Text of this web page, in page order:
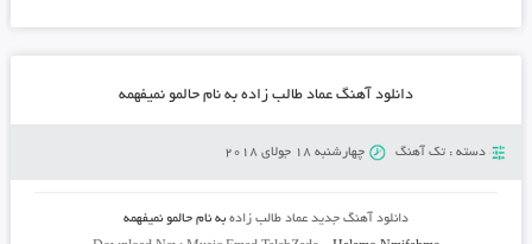
دانلود آهنگ عماد طالب زاده به نام حالمو نمیفهمه
دسته : تک آهنگ چهارشنبه 18 جولای 2018
دانلود آهنگ جدید عماد طالب زادهبه نام حالمو نمیفهمه